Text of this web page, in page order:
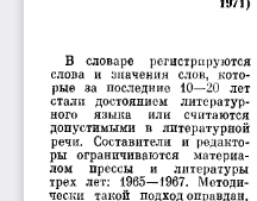
В  словаре  регистрируются
слова  и  значения  слов,  кото­
рые  за  последние  10—20  лет
стали  достоянием  литератур­
ного  языка  или  считаются
допустимыми  в  литературной
речи.  Составители  и  редакто­
ры  ограничиваются  материа­
лом  прессы и  литературы
трех  лет:  1965—1967.  Методи­
чески  такой  подход оправдан,